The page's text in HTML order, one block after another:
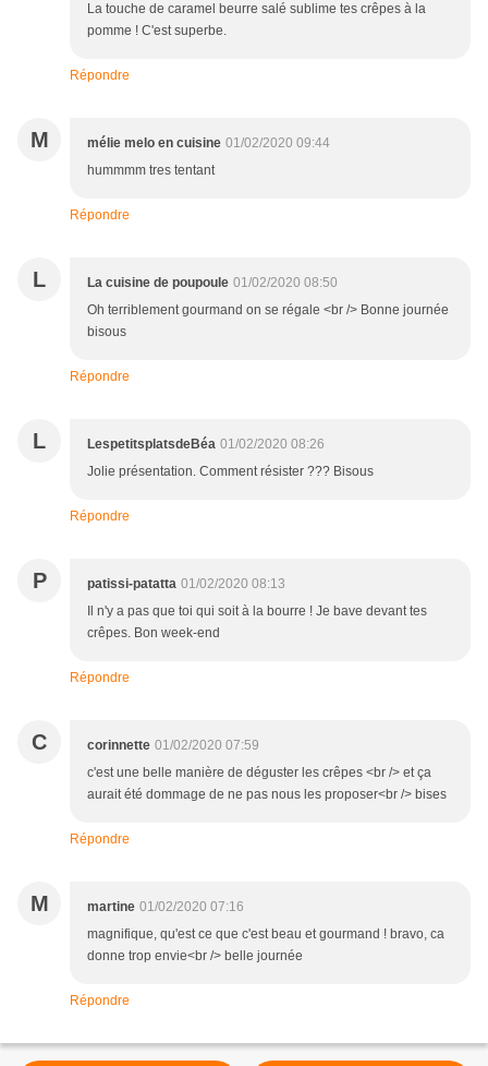
La touche de caramel beurre salé sublime tes crêpes à la
pomme ! C'est superbe.
Répondre
M mélie melo en cuisine 01/02/2020 09:44
hummmm tres tentant
Répondre
L La cuisine de poupoule 01/02/2020 08:50
Oh terriblement gourmand on se régale <br /> Bonne journée
bisous
Répondre
L LespetitsplatsdeBéa 01/02/2020 08:26
Jolie présentation. Comment résister ??? Bisous
Répondre
P patissi-patatta 01/02/2020 08:13
Il n'y a pas que toi qui soit à la bourre ! Je bave devant tes
crêpes. Bon week-end
Répondre
C corinnette 01/02/2020 07:59
c'est une belle manière de déguster les crêpes <br /> et ça
aurait été dommage de ne pas nous les proposer<br /> bises
Répondre
M martine 01/02/2020 07:16
magnifique, qu'est ce que c'est beau et gourmand ! bravo, ca
donne trop envie<br /> belle journée
Répondre